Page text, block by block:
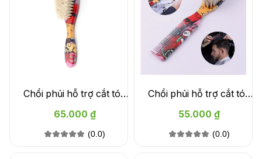
Chổi phủi hỗ trợ cắt tóc
Graffiti TUNGNT86130
65.000 ₫
(0.0)
Chổi phủi hỗ trợ cắt tóc
Graffiti 118 TUNGNT86
55.000 ₫
(0.0)